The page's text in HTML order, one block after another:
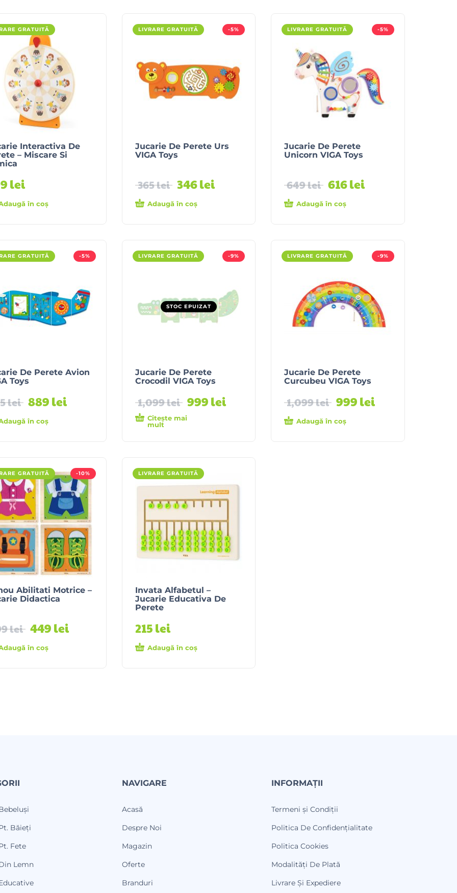
GRATUITĂ
Interactiva De
– Miscare Si
lei
în coș
-5%
LIVRARE GRATUITĂ
Jucarie De Perete Urs
VIGA Toys
365lei 346lei
Adaugă în coș
-5%
LIVRARE GRATUITĂ
Jucarie De Perete
Unicorn VIGA Toys
649lei 616lei
Adaugă în coș
-5%
GRATUITĂ
De Perete Avion
Toys
lei 889lei
în coș
-9%
LIVRARE GRATUITĂ
STOC EPUIZAT
Jucarie De Perete
Crocodil VIGA Toys
1,099lei 999lei
Citește mai
mult
-9%
LIVRARE GRATUITĂ
Jucarie De Perete
Curcubeu VIGA Toys
1,099lei 999lei
Adaugă în coș
-10%
GRATUITĂ
Abilitati Motrice –
Didactica
lei 449lei
în coș
LIVRARE GRATUITĂ
Invata Alfabetul –
Jucarie Educativa De
Perete
215lei
Adaugă în coș
Băieți
Fete
Lemn
NAVIGARE
Acasă
Despre Noi
Magazin
Oferte
Branduri
INFORMAȚII
Termeni și Condiții
Politica De Confidențialitate
Politica Cookies
Modalități De Plată
Livrare Și Expediere